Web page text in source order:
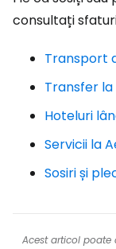
consultați
Transport
Transfer
Hoteluri
Servicii la
Sosiri și
Acest articol